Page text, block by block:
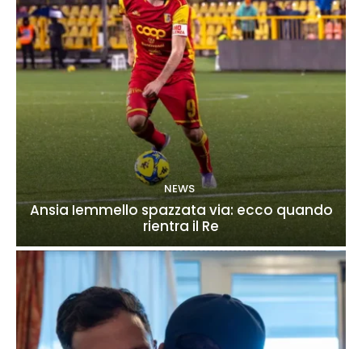
NEWS
Ansia Iemmello spazzata via: ecco quando
rientra il Re